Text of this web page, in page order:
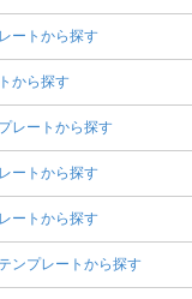
ートから探す
から探す
レートから探す
ートから探す
ートから探す
ンプレートから探す